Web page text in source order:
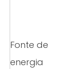
Fonte de
energia